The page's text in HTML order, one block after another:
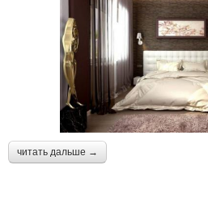
читать дальше →